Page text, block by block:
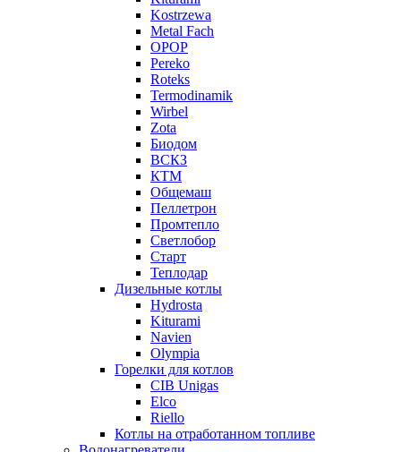
Kostrzewa
Metal Fach
OPOP
Pereko
Roteks
Termodinamik
Wirbel
Zota
Биодом
ВСКЗ
КТМ
Общемаш
Пеллетрон
Промтепло
Светлобор
Старт
Теплодар
Дизельные котлы
Hydrosta
Kiturami
Navien
Olympia
Горелки для котлов
CIB Unigas
Elco
Riello
Котлы на отработанном топливе